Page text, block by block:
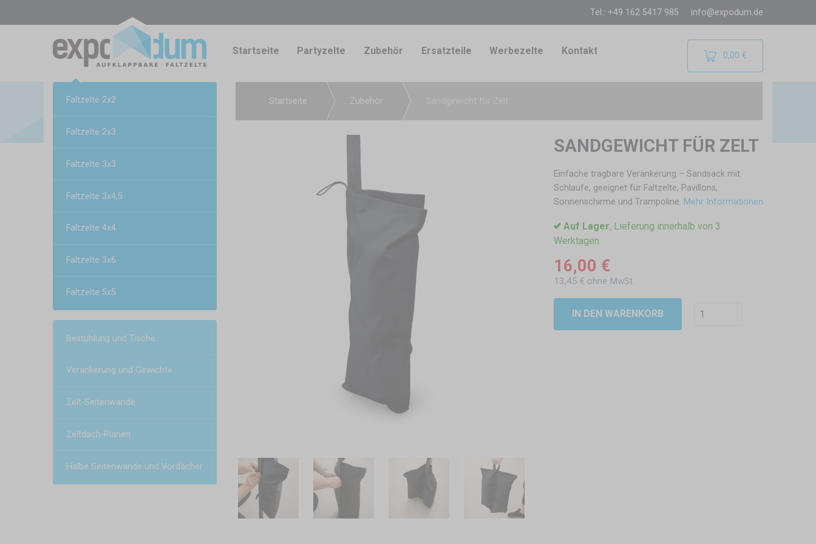
Tel.: +49 162 5417 985 info@expodum.de
Startseite Partyzelte Zubehör Ersatzteile Werbezelte Kontakt 0,00 €
Faltzelte 2x2
Faltzelte 2x3
Faltzelte 3x3
Faltzelte 3x4,5
Faltzelte 4x4
Faltzelte 3x6
Faltzelte 5x5
Bestuhlung und Tische
Verankerung und Gewichte
Zelt-Seitenwände
Zeltdach-Planen
Halbe Seitenwände und Vordächer
Startseite Zubehör
SANDGEWICHT FÜR ZELT
Einfache tragbare Verankerung – Sandsack mit
Schlaufe, geeignet für Faltzelte, Pavillons,
Sonnenschirme und Trampoline. Mehr Informationen
Auf Lager, Lieferung innerhalb von 3
Werktagen
16,00 €
13,45 € ohne MwSt.
IN DEN WARENKORB